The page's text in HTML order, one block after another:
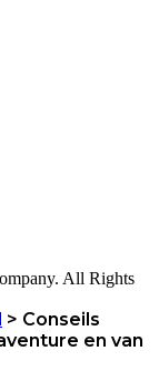
All Rights
> Conseils
en van